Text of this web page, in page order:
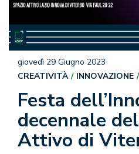
Festa
decennale
Attivo di
giovedì 29 Giugno 2023
CREATIVITÀ
INNOVAZIONE